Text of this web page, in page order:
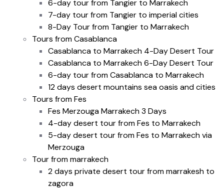
6-day tour from Tangier to Marrakech
7-day tour from Tangier to imperial cities
8-Day Tour from Tangier to Marrakech
Tours from Casablanca
Casablanca to Marrakech 4-Day Desert Tour
Casablanca to Marrakech 6-Day Desert Tour
6-day tour from Casablanca to Marrakech
12 days desert mountains sea oasis and cities
Tours from Fes
Fes Merzouga Marrakech 3 Days
4-day desert tour from Fes to Marrakech
5-day desert tour from Fes to Marrakech via
Merzouga
Tour from marrakech
2 days private desert tour from marrakesh to
zagora